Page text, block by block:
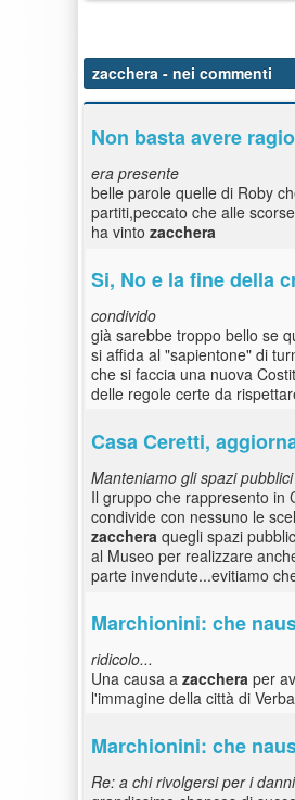
zacchera - nei commenti
Non basta avere
era presente
belle parole quelle di Roby
partiti,peccato che alle
ha vinto zacchera
Si, No e la fine della
condivido
già sarebbe troppo bello se
si affida al "sapientone" di
che si faccia una nuova
delle regole certe da
Casa Ceretti,
Manteniamo gli spazi pubblici
Il gruppo che rappresento in
condivide con nessuno le
zacchera quegli spazi
al Museo per realizzare
parte invendute...evitiamo
Marchionini: che
ridicolo...
Una causa a zacchera per
l'immagine della città di
Marchionini: che
Re: a chi rivolgersi per i danni